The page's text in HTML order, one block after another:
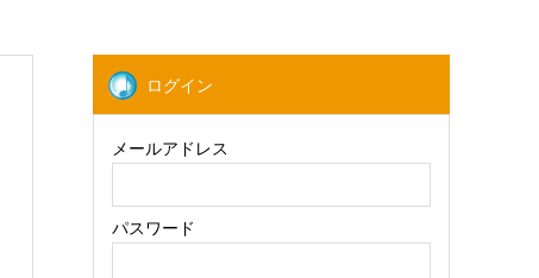
ログイン
メールアドレス
パスワード